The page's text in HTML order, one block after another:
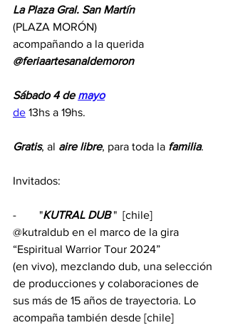
La Plaza Gral. San Martín
(PLAZA MORÓN)
acompañando a la querida
@feriaartesanaldemoron
Sábado 4 de mayo
de 13hs a 19hs.
Gratis, al aire libre, para toda la familia.
Invitados:
-        "KUTRAL DUB "  [chile]
@kutraldub en el marco de la gira
“Espiritual Warrior Tour 2024”
(en vivo), mezclando dub, una selección
de producciones y colaboraciones de
sus más de 15 años de trayectoria. Lo
acompaña también desde [chile]